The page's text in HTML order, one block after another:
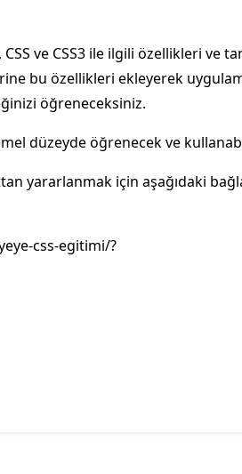
ve CSS3 ile ilgili özellikleri ve
bu özellikleri ekleyerek
öğreneceksiniz.
düzeyde öğrenecek ve
yararlanmak için aşağıdaki
css-egitimi/?